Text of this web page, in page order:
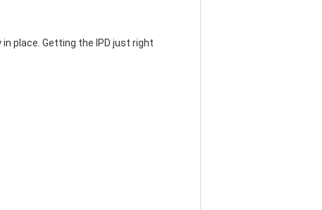
place. Getting the IPD just right